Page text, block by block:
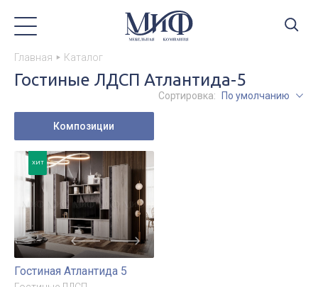
Главная Каталог
Гостиные ЛДСП Атлантида-5
Сортировка: По умолчанию
Композиции
ХИТ
Гостиная Атлантида 5